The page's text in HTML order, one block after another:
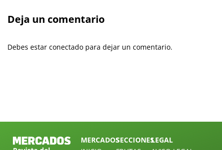
Deja un comentario
Debes estar conectado para dejar un comentario.
MERCADOSSECCIONESLEGAL